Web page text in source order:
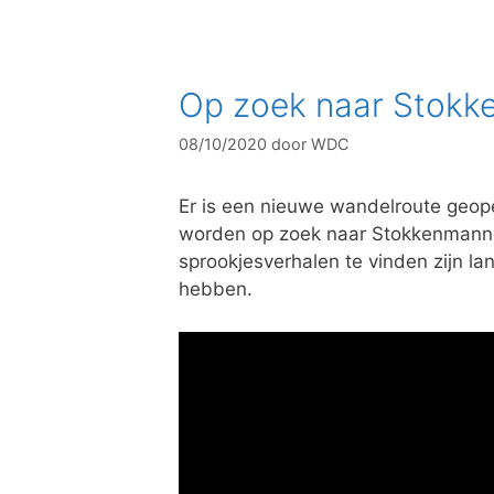
r
e
n
Op zoek naar
08/10/2020 door WDC
Er is een nieuwe wandelroute
worden op zoek naar
sprookjesverhalen te vinden zijn
hebben.